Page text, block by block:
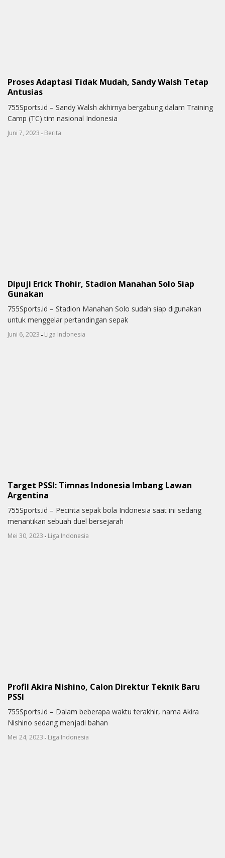
Proses Adaptasi Tidak Mudah, Sandy Walsh Tetap
Antusias
755Sports.id – Sandy Walsh akhirnya bergabung dalam Training
Camp (TC) tim nasional Indonesia
Juni 7, 2023 - Berita
Dipuji Erick Thohir, Stadion Manahan Solo Siap
Gunakan
755Sports.id – Stadion Manahan Solo sudah siap digunakan
untuk menggelar pertandingan sepak
Juni 6, 2023 - Liga Indonesia
Target PSSI: Timnas Indonesia Imbang Lawan
Argentina
755Sports.id – Pecinta sepak bola Indonesia saat ini sedang
menantikan sebuah duel bersejarah
Mei 30, 2023 - Liga Indonesia
Profil Akira Nishino, Calon Direktur Teknik Baru
PSSI
755Sports.id – Dalam beberapa waktu terakhir, nama Akira
Nishino sedang menjadi bahan
Mei 24, 2023 - Liga Indonesia